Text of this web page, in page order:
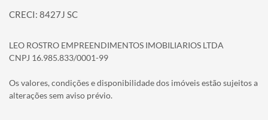
CRECI: 8427J SC
LEO ROSTRO EMPREENDIMENTOS IMOBILIARIOS LTDA
CNPJ 16.985.833/0001-99
Os valores, condições e disponibilidade dos imóveis estão sujeitos a
alterações sem aviso prévio.